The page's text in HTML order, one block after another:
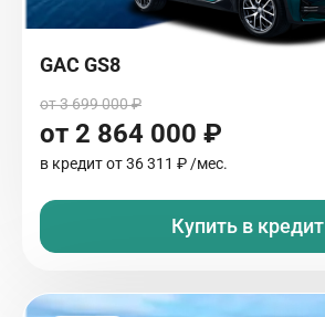
GAC GS8
от 3 699 000 ₽
от 2 864 000 ₽
в кредит от36 311 ₽ /мес.
Купить в кредит